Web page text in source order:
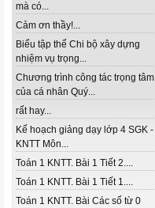
mà có...
Cảm ơn thầy!...
Biểu tập thể Chi bộ xây dựng
nhiệm vụ trọng...
Chương trình công tác trọng tâm
của cá nhân Quý...
rất hay...
Kế hoạch giảng dạy lớp 4 SGK -
KNTT Môn...
Toán 1 KNTT. Bài 1 Tiết 2....
Toán 1 KNTT. Bài 1 Tiết 1....
Toán 1 KNTT. Bài Các số từ 0